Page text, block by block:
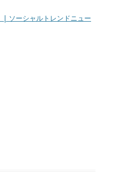
| ソーシャルトレンドニュー